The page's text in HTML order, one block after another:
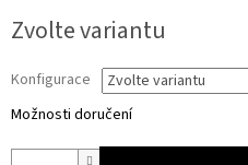
cena:
Zvolte variantu
Konfigurace
Možnosti doručení